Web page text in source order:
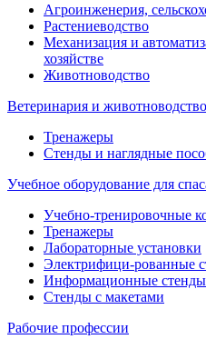
Агроинженерия,
Растениеводство
Механизация и
хозяйстве
Животноводство
Ветеринария и животноводство
Тренажеры
Стенды и наглядные
Учебное оборудование для
Учебно-тренировочные
Тренажеры
Лабораторные установки
Электрифици-рованные
Информационные стенды
Стенды с макетами
Рабочие профессии